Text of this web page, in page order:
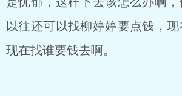
以往还可以找柳婷婷要点钱，现
现在找谁要钱去啊。